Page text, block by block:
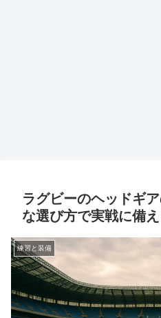
ラグビーのヘッドギ
な選び方で実戦に備
練習と装備